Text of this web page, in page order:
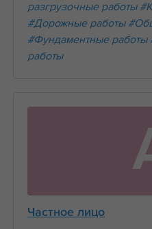
разгрузочные работы
#Дорожные работы
#Фундаментные работы
работы
Частное лицо